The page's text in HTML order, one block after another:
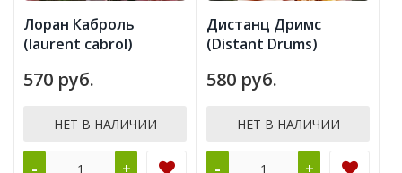
Лоран Каброль
(laurent cabrol)
570 руб.
НЕТ В НАЛИЧИИ
- +
Дистанц Дримс
(Distant Drums)
580 руб.
НЕТ В НАЛИЧИИ
- +